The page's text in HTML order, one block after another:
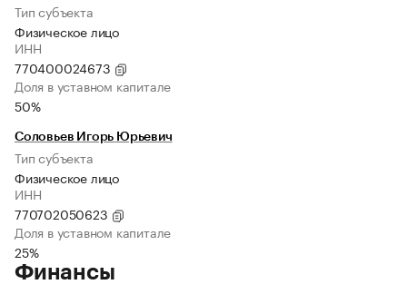
Тип субъекта
Физическое лицо
ИНН
770400024673
Доля в уставном капитале
50%
Соловьев Игорь Юрьевич
Тип субъекта
Физическое лицо
ИНН
770702050623
Доля в уставном капитале
25%
Финансы